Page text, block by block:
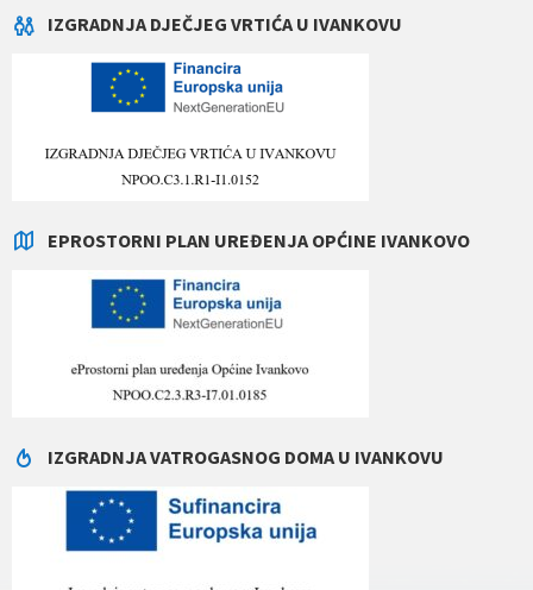
IZGRADNJA DJEČJEG VRTIĆA U IVANKOVU
EPROSTORNI PLAN UREĐENJA OPĆINE IVANKOVO
IZGRADNJA VATROGASNOG DOMA U IVANKOVU